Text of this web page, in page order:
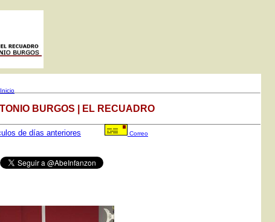
de días anteriores Correo
BURGOS | EL RECUADRO